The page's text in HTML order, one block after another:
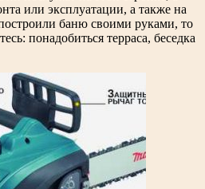
или эксплуатации, а также на
баню своими руками, то
понадобиться терраса, беседка